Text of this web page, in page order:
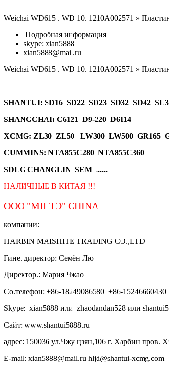
Weichai WD615 . WD 10. 1210A002571 »
Подробная информация
skype: xian5888
xian5888@mail.ru
Weichai WD615 . WD 10. 1210A002571 »
SHANTUI: SD16 SD22 SD23 SD32 SD42
SHANGCHAI: C6121 D9-220 D6114
XCMG: ZL30 ZL50 LW300 LW500 GR165
CUMMINS: NTA855C280 NTA855C360
SDLG CHANGLIN SEM ......
НАЛИЧНЫЕ В КИТАЯ !!!
ООО "МШТЭ" CHINA
компании:
HARBIN MAISHITE TRADING CO.,LTD
Гине. директор: Семён Лю
Директор.: Мария Чжао
Со.телефон: +86-18249086580 +86-15246660430
Skype: xian5888 или zhaodandan528 или
Сайт: www.shantui5888.ru
адрес: 150036 ул.Чжу цзян,106 г. Харбин пров.
E-mail: xian5888@mail.ru hljd@shantui-xcmg.com